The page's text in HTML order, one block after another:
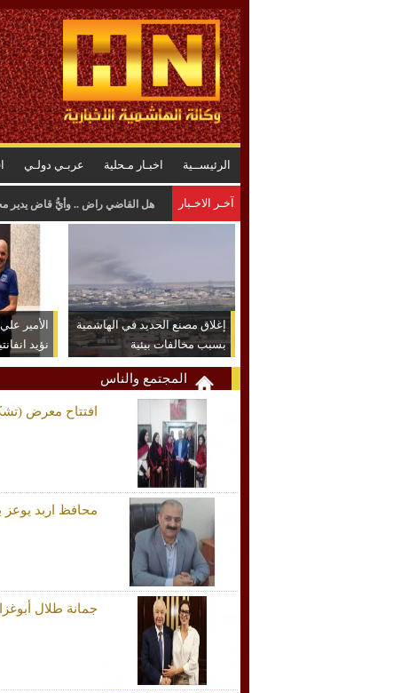
الرئيســية اخبـار مـحلية عربـي دولـي
آخـر الاخـبار المواصفات : لا خلل في البنزين ..
إغلاق مصنع الحديد في الهاشمية
بسبب مخالفات بيئية
الأمير
نؤيد
المجتمع والناس
افتتاح معرض
محافظ اربد
جمانة طلال